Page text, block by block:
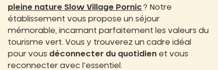
pleine nature Slow Village Pornic? Notre
établissement vous propose un séjour
mémorable, incarnant parfaitement les valeurs du
tourisme vert. Vous y trouverez un cadre idéal
pour vous déconnecter du quotidien et vous
reconnecter avec l’essentiel.